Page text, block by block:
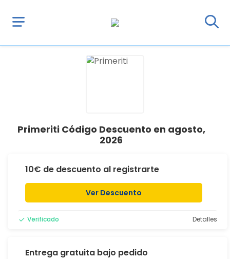
Primeriti Código Descuento en agosto,
2026
10€ de descuento al registrarte
Ver Descuento
Verificado Detalles
Entrega gratuita bajo pedido